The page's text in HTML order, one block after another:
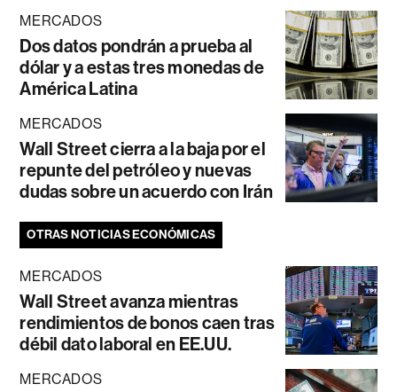
MERCADOS
Dos datos pondrán a prueba al
dólar y a estas tres monedas de
América Latina
MERCADOS
Wall Street cierra a la baja por el
repunte del petróleo y nuevas
dudas sobre un acuerdo con Irán
OTRAS NOTICIAS ECONÓMICAS
MERCADOS
Wall Street avanza mientras
rendimientos de bonos caen tras
débil dato laboral en EE.UU.
MERCADOS